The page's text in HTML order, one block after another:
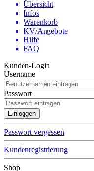
Übersicht
Infos
Warenkorb
KV/Angebote
Hilfe
FAQ
Kunden-Login
Username
Passwort
Passwort vergessen
Kundenregistrierung
Shop